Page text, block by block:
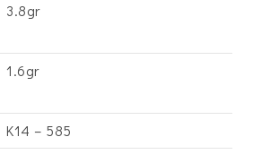
3.8gr
1.6gr
Κ14 – 585